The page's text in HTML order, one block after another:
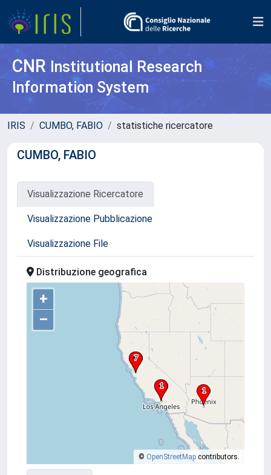
CNR Institutional Research
Information System
IRIS CUMBO, FABIO statistiche ricercatore
CUMBO, FABIO
Visualizzazione Ricercatore
Visualizzazione Pubblicazione
Visualizzazione File
Distribuzione geografica
+
–
© OpenStreetMap contributors.